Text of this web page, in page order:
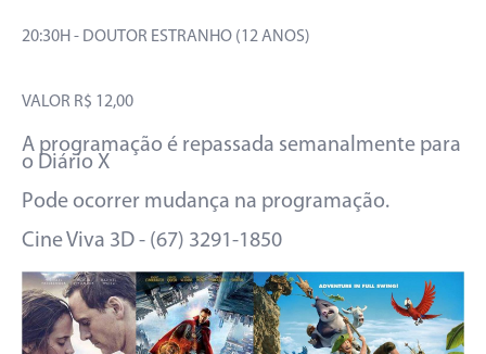
20:30H - DOUTOR ESTRANHO (12 ANOS)
VALOR R$ 12,00
A programação é repassada semanalmente para
o Diário X
Pode ocorrer mudança na programação.
Cine Viva 3D - (67) 3291-1850